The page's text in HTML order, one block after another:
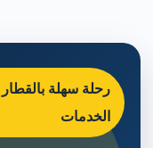
رحلة سهلة
الخدمات